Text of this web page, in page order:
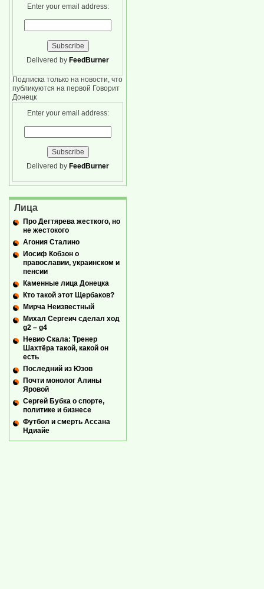
Enter your email address:
Delivered by FeedBurner
Подписка только на новости, что
публикуются на первой Говорит
Донецк
Enter your email address:
Delivered by FeedBurner
Лица
Про Дегтярева жесткого, но
не жестокого
Агония Сталино
Иосиф Кобзон о
православии, украинском и
пенсии
Каменные лица Донецка
Кто такой этот Щербаков?
Мирча Неизвестный
Михал Сергеич сделал ход
g2 – g4
Невио Скала: Тренер
Шахтёра такой, какой он
есть
Последний из Юзов
Почти монолог Алины
Яровой
Сергей Бубка о спорте,
политике и бизнесе
Футбол и смерть Ассана
Ндиайе